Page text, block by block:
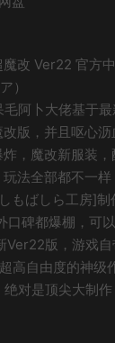
改 Ver22 官方
）
阿卜大佬基于
版，并且呕心沥
，魔改新服装，
法全部都不一样
もばしら工房]制
口碑都爆棚，可
Ver22版，游戏
高自由度的神级
对是顶尖大制作